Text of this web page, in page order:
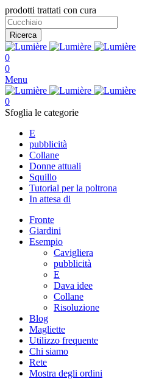
prodotti trattati con cura
Ricerca
0
0
Menu
0
Sfoglia le categorie
E
pubblicità
Collane
Donne attuali
Squillo
Tutorial per la poltrona
In attesa di
Fronte
Giardini
Esempio
Cavigliera
pubblicità
E
Dava idee
Collane
Risoluzione
Blog
Magliette
Utilizzo frequente
Chi siamo
Rete
Mostra degli ordini